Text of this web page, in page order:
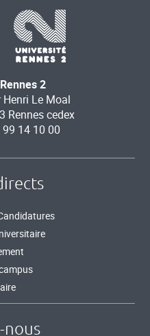
2
Henri Le Moal
Rennes cedex
14 10 00
nous